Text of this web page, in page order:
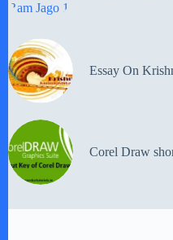
Essay On
Corel Draw